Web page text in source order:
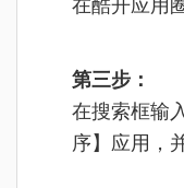
在酷开应用
第三步：
在搜索框输
序】应用，